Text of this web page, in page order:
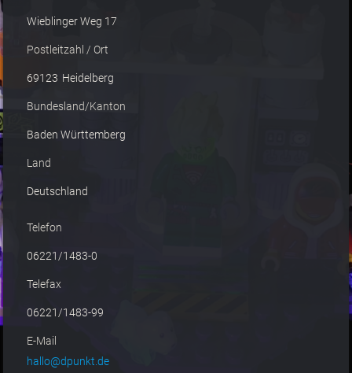
Wieblinger Weg 17
Postleitzahl / Ort
69123 Heidelberg
Bundesland/Kanton
Baden Württemberg
Land
Deutschland
Telefon
06221/1483-0
Telefax
06221/1483-99
E-Mail
hallo@dpunkt.de